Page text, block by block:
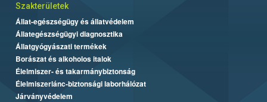
Szakterületek
Állat-egészségügy és állatvédelem
Állategészségügyi diagnosztika
Állatgyógyászati termékek
Borászat és alkoholos italok
Élelmiszer- és takarmánybiztonság
Élelmiszerlánc-biztonsági laborhálózat
Járványvédelem